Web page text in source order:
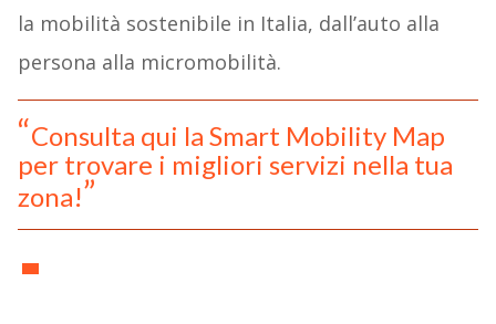
la mobilità sostenibile in Italia, dall’auto alla
persona alla micromobilità.
Consulta qui la Smart Mobility Map
per trovare i migliori servizi nella tua
zona!